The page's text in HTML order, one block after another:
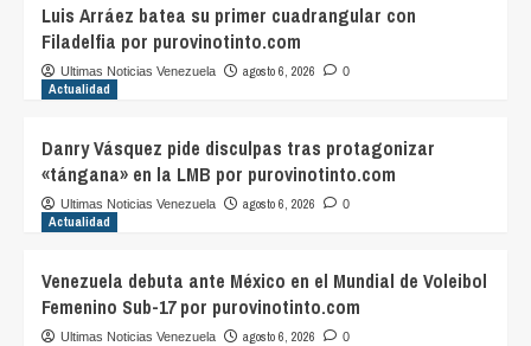
Luis Arráez batea su primer cuadrangular con
Filadelfia por purovinotinto.com
Ultimas Noticias Venezuela agosto 6, 2026 0
Actualidad
Danry Vásquez pide disculpas tras protagonizar
«tángana» en la LMB por purovinotinto.com
Ultimas Noticias Venezuela agosto 6, 2026 0
Actualidad
Venezuela debuta ante México en el Mundial de Voleibol
Femenino Sub-17 por purovinotinto.com
Ultimas Noticias Venezuela agosto 6, 2026 0